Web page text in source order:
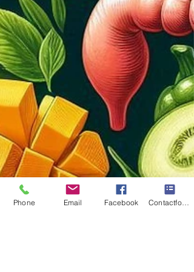
Phone Email Facebook Contactformulier